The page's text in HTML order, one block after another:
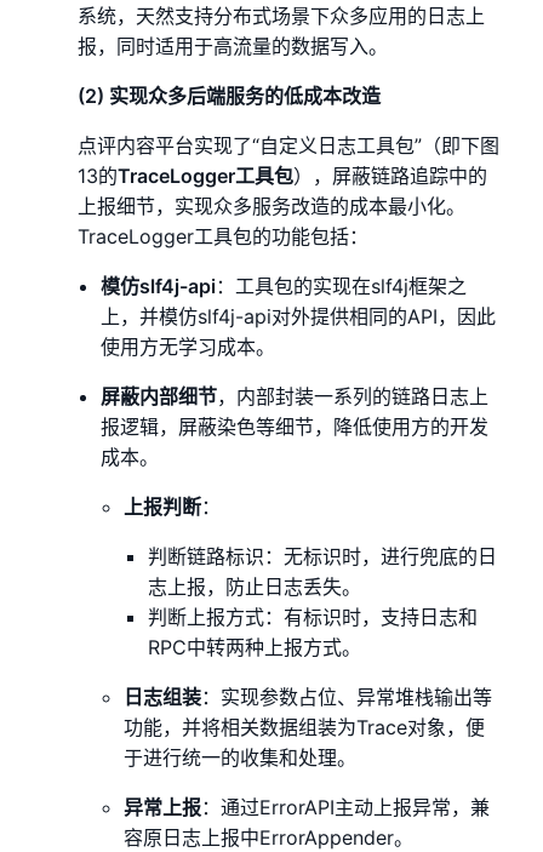
系统，天然支持分布式场景下众多应用的日志上
报，同时适用于高流量的数据写入。
(2) 实现众多后端服务的低成本改造
点评内容平台实现了“自定义日志工具包”（即下图
13的TraceLogger工具包），屏蔽链路追踪中的
上报细节，实现众多服务改造的成本最小化。
TraceLogger工具包的功能包括：
模仿slf4j-api：工具包的实现在slf4j框架之
上，并模仿slf4j-api对外提供相同的API，因此
使用方无学习成本。
屏蔽内部细节，内部封装一系列的链路日志上
报逻辑，屏蔽染色等细节，降低使用方的开发
成本。
上报判断：
判断链路标识：无标识时，进行兜底的日
志上报，防止日志丢失。
判断上报方式：有标识时，支持日志和
RPC中转两种上报方式。
日志组装：实现参数占位、异常堆栈输出等
功能，并将相关数据组装为Trace对象，便
于进行统一的收集和处理。
异常上报：通过ErrorAPI主动上报异常，兼
容原日志上报中ErrorAppender。